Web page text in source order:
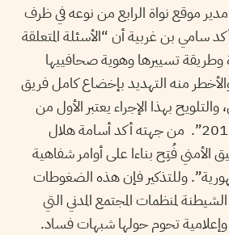
موقع نواة الرابع من نوعه في ظرف
سامي بن غربية أن “الأسئلة المتعلقة
وطريقة تسييرها وهوية صحافييها
منه التهديد بإخضاع كامل فريق
والتلويح بهذا الإجراء يعتبر الأول من
نوعه منذ 14 جانفي 2011”. من جهته أكد أسامة هلال
الأمني فُتِح بناءا على أوامر شفاهية
وللتذكير فإن هذه الضغوطات
لمنظمات المجتمع المدني التي
تحوم حولها شبهات فساد.